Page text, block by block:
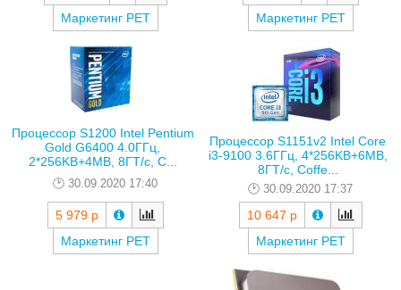
Маркетинг РЕТ
Маркетинг РЕТ
Процессор S1200 Intel Pentium
Gold G6400 4.0ГГц,
2*256KB+4MB, 8ГТ/с, C...
30.09.2020 17:40
5 979 р
Маркетинг РЕТ
Процессор S1151v2 Intel Core
i3-9100 3.6ГГц, 4*256KB+6MB,
8ГТ/с, Coffe...
30.09.2020 17:37
10 647 р
Маркетинг РЕТ